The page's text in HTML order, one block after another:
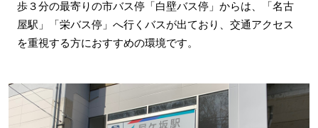
歩３分の最寄りの市バス停「白壁バス停」からは、「名古
屋駅」「栄バス停」へ行くバスが出ており、交通アクセス
を重視する方におすすめの環境です。